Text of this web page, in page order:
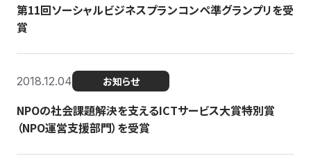
第11回ソーシャルビジネスプランコンペ準グランプリを受
賞
2018.12.04 お知らせ
NPOの社会課題解決を支えるICTサービス大賞特別賞
（NPO運営支援部門）を受賞